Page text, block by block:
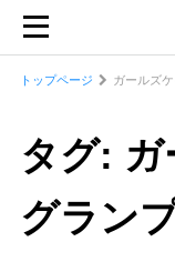
トップページ ガールズ
タグ: ガ
グラン